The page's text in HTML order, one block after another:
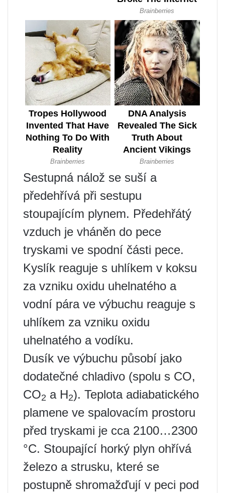
Sestupná nálož se suší a
předehřívá při sestupu
stoupajícím plynem. Předehřátý
vzduch je vháněn do pece
tryskami ve spodní části pece.
Kyslík reaguje s uhlíkem v koksu
za vzniku oxidu uhelnatého a
vodní pára ve výbuchu reaguje s
uhlíkem za vzniku oxidu
uhelnatého a vodíku.
Dusík ve výbuchu působí jako
dodatečné chladivo (spolu s CO,
CO2 a H2). Teplota adiabatického
plamene ve spalovacím prostoru
před tryskami je cca 2100…2300
°C. Stoupající horký plyn ohřívá
železo a strusku, které se
postupně shromažďují v peci pod